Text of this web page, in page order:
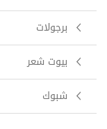
برجولات
بيوت شعر
شبوك